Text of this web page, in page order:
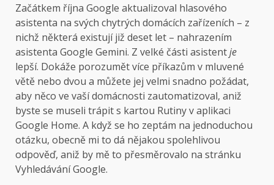
Začátkem října Google aktualizoval hlasového
asistenta na svých chytrých domácích zařízeních – z
nichž některá existují již deset let – nahrazením
asistenta Google Gemini. Z velké části asistentje
lepší. Dokáže porozumět více příkazům v mluvené
větě nebo dvou a můžete jej velmi snadno požádat,
aby něco ve vaší domácnosti zautomatizoval, aniž
byste se museli trápit s kartou Rutiny v aplikaci
Google Home. A když se ho zeptám na jednoduchou
otázku, obecně mi to dá nějakou spolehlivou
odpověď, aniž by mě to přesměrovalo na stránku
Vyhledávání Google.